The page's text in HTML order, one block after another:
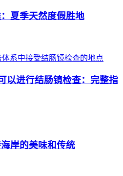
夏季天然度假胜地
以进行结肠镜检查：完整指
岸的美味和传统